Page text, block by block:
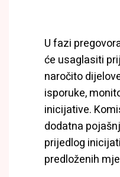
U fazi
će usaglasiti
naročito
isporuke,
inicijative.
dodatna
prijedlog
predloženih